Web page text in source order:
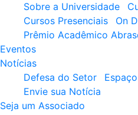
Sobre a Universidade
Cursos Presenciais
On
Prêmio Acadêmico
Eventos
Notícias
Defesa do Setor
Envie sua Notícia
Seja um Associado